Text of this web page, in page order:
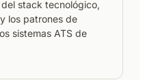
stack tecnológico,
los patrones de
sistemas ATS de